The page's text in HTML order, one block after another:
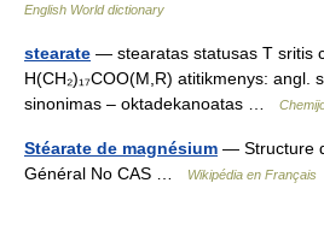
English World dictionary
stearate — stearatas statusas T sritis
H(CH₂)₁₇COO(M,R) atitikmenys: angl.
sinonimas – oktadekanoatas …
Stéarate de magnésium — Structure
Général No CAS …
Wikipédia en Français